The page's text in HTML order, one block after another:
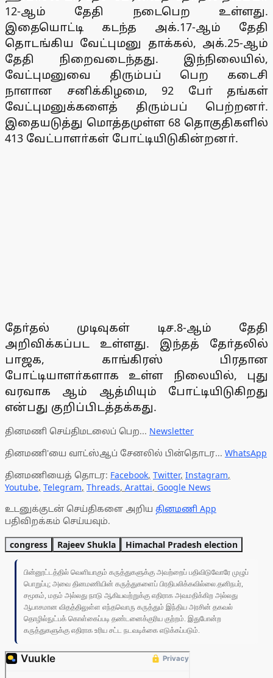
12-ஆம் தேதி நடைபெற உள்ளது.
இதையொட்டி கடந்த அக்.17-ஆம் தேதி
தொடங்கிய வேட்புமனு தாக்கல், அக்.25-ஆம்
தேதி நிறைவடைந்தது. இந்நிலையில்,
வேட்புமனுவை திரும்பப் பெற கடைசி
நாளான சனிக்கிழமை, 92 போ் தங்கள்
வேட்புமனுக்களைத் திரும்பப் பெற்றனா்.
இதையடுத்து மொத்தமுள்ள 68 தொகுதிகளில்
413 வேட்பாளா்கள் போட்டியிடுகின்றனா்.
தோ்தல் முடிவுகள் டிச.8-ஆம் தேதி
அறிவிக்கப்பட உள்ளது. இந்தத் தோ்தலில்
பாஜக, காங்கிரஸ் பிரதான
போட்டியாளா்களாக உள்ள நிலையில், புது
வரவாக ஆம் ஆத்மியும் போட்டியிடுகிறது
என்பது குறிப்பிடத்தக்கது.
தினமணி செய்திமடலைப் பெற... Newsletter
தினமணி'யை வாட்ஸ்ஆப் சேனலில் பின்தொடர... WhatsApp
தினமணியைத் தொடர: Facebook, Twitter, Instagram,
Youtube, Telegram, Threads, Arattai, Google News
உடனுக்குடன் செய்திகளை அறிய தினமணி App
பதிவிறக்கம் செய்யவும்.
congress Rajeev Shukla Himachal Pradesh election
பின்னூட்டத்தில் வெளியாகும் கருத்துகளுக்கு அவற்றைப் பதிவிடுவோரே முழுப்
பொறுப்பு; அவை தினமணியின் கருத்துகளைப் பிரதிபலிக்கவில்லை.தனிநபர்,
சமூகம், மதம் அல்லது நாடு ஆகியவற்றுக்கு எதிராக அவமதிக்கிற அல்லது
ஆபாசமான விதத்திலுள்ள எந்தவொரு கருத்தும் இந்திய அரசின் தகவல்
தொழில்நுட்பக் கொள்கைப்படி தண்டனைக்குரிய குற்றம். இதுபோன்ற
கருத்துகளுக்கு எதிராக உரிய சட்ட நடவடிக்கை எடுக்கப்படும்.